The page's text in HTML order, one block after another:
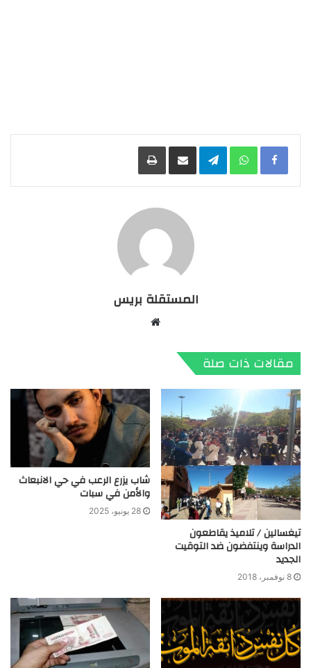
Facebook
WhatsApp
Telegramمشاركة عبر البريد طباعة
المستقلة بريس
مقالات ذات صلة
تيغسالين / تلاميذ يقاطعون
الدراسة وينتفضون ضد التوقيت
الجديد
8 نوفمبر، 2018
شاب يزرع الرعب في حي الانبعاث
والأمن في سبات
28 يونيو، 2025